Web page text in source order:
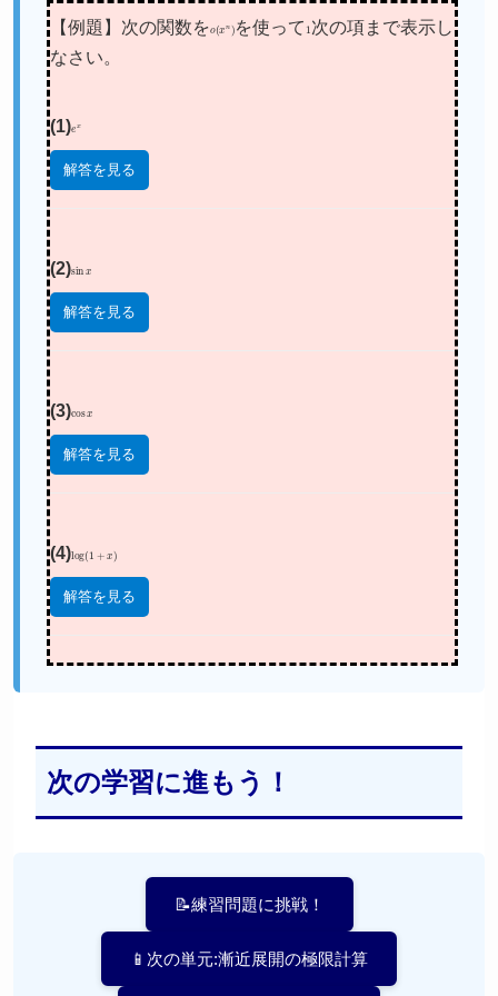
【例題】次の関数を ( n) を使って 1次の項まで表示し
なさい。
(1) ex
解答を見る
(2) sin
解答を見る
(3)
解答を見る
(4)log(1 )
解答を見る
次の学習に進もう！
📝練習問題に挑戦！
📱次の単元:漸近展開の極限計算